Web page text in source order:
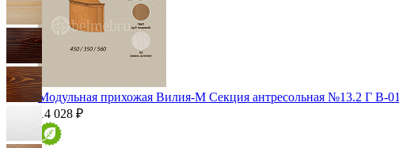
Модульная прихожая Вилия-М Секция антресольная №13.2 Г В-01
14 028 ₽